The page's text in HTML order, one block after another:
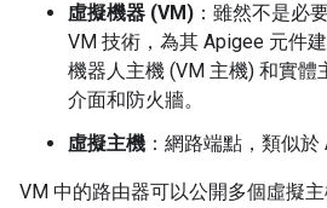
虛擬機器 (VM) ：雖然不是必
VM 技術，為其 Apigee 元件
機器人主機 (VM 主機) 和實體
介面和防火牆。
虛擬主機 ：網路端點，類似於
VM 中的路由器可以公開多個虛擬